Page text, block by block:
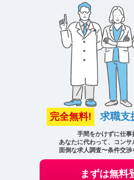
完全無料! 求職支
手間をかけずに仕事
あなたに代わって、コンサ
面倒な求人調査〜条件交渉
まずは無料